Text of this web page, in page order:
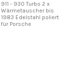
911 - 930 Turbo 2 x
Wärmetauscher bis
1983 Edelstahl poliert
für Porsche